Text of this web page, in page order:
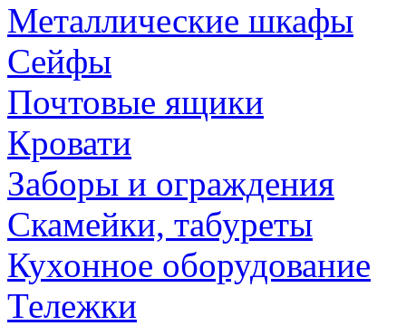
Металлические шкафы
Сейфы
Почтовые ящики
Кровати
Заборы и ограждения
Скамейки, табуреты
Кухонное оборудование
Тележки